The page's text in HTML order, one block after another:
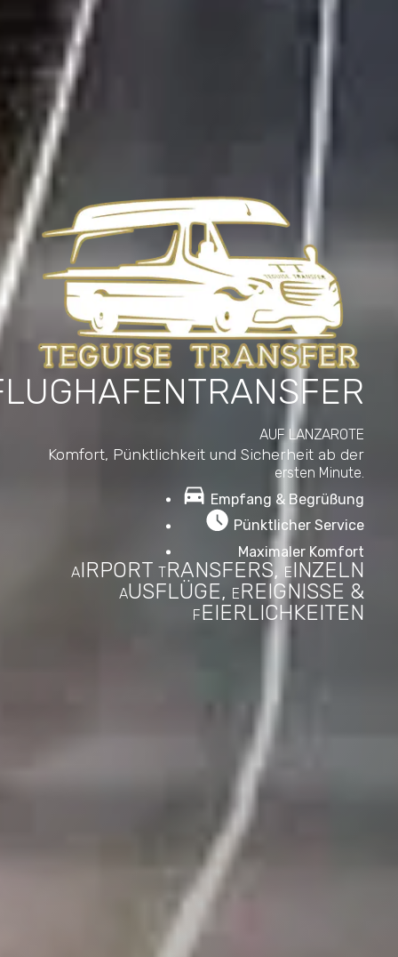
AUF LANZAROTE
Komfort, Pünktlichkeit und Sicherheit ab der
ersten Minute.
Empfang & Begrüßung
Pünktlicher Service
Maximaler Komfort
AIRPORT TRANSFERS, EINZELN
AUSFLÜGE, EREIGNISSE &
FEIERLICHKEITEN